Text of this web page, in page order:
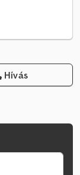
Hívás